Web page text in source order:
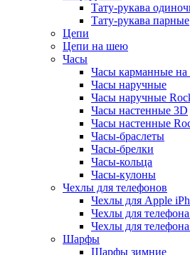
Тату-рукава
Тату-рукава парные
Цепи
Цепи на шею
Часы
Часы карманные на
Часы наручные
Часы наручные
Часы настенные 3D
Часы настенные
Часы-браслеты
Часы-брелки
Часы-кольца
Часы-кулоны
Чехлы для телефонов
Чехлы для Apple
Чехлы для
Чехлы для
Шарфы
Шарфы зимние